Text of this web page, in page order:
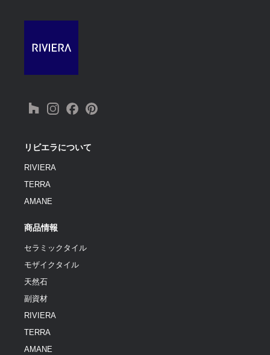
リビエラについて
RIVIERA
TERRA
AMANE
商品情報
セラミックタイル
モザイクタイル
天然石
副資材
RIVIERA
TERRA
AMANE